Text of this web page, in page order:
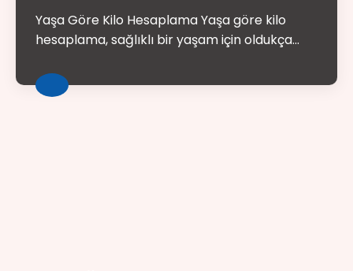
Yaşa Göre Kilo Hesaplama Yaşa göre kilo
hesaplama, sağlıklı bir yaşam için oldukça...